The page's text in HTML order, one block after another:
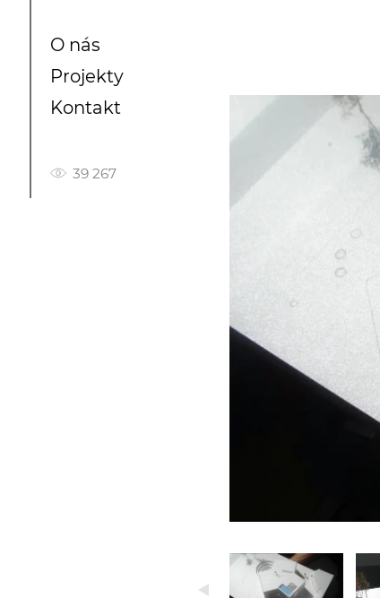
O nás
Projekty
Kontakt
39 267